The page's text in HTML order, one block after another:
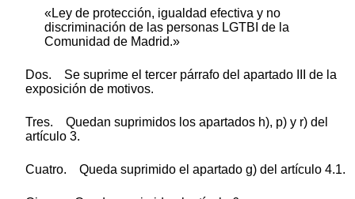
«Ley de protección, igualdad efectiva y no
discriminación de las personas LGTBI de la
Comunidad de Madrid.»
Dos. Se suprime el tercer párrafo del apartado III de la
exposición de motivos.
Tres. Quedan suprimidos los apartados h), p) y r) del
artículo 3.
Cuatro. Queda suprimido el apartado g) del artículo 4.1.